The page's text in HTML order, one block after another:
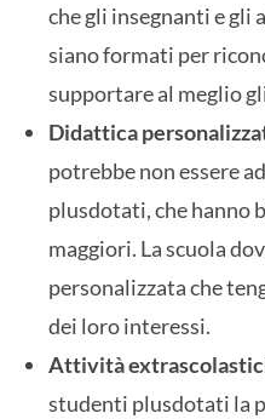
che gli insegnanti e
siano formati per
supportare al meglio
Didattica
potrebbe non essere
plusdotati, che hanno
maggiori. La scuola
personalizzata che
dei loro interessi.
Attività
studenti plusdotati la